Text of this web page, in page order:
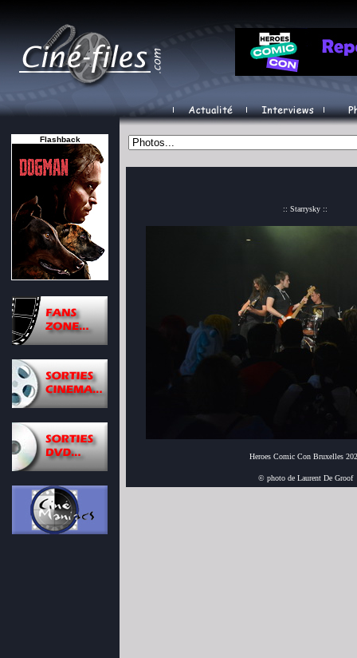
Flashback
:: Starrysky ::
Heroes Comic Con Bruxelles
© photo de Laurent De Groof